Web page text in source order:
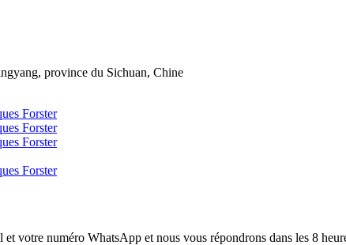
province du Sichuan, Chine
votre numéro WhatsApp et nous vous répondrons dans les 8